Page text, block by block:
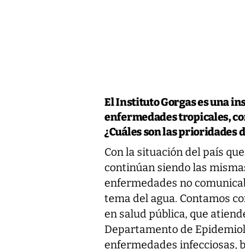
El Instituto Gorgas es una
enfermedades tropicales,
¿Cuáles son las prioridades
Con la situación del país
continúan siendo las
enfermedades no
tema del agua. Contamos
en salud pública, que
Departamento de
enfermedades infecciosas,